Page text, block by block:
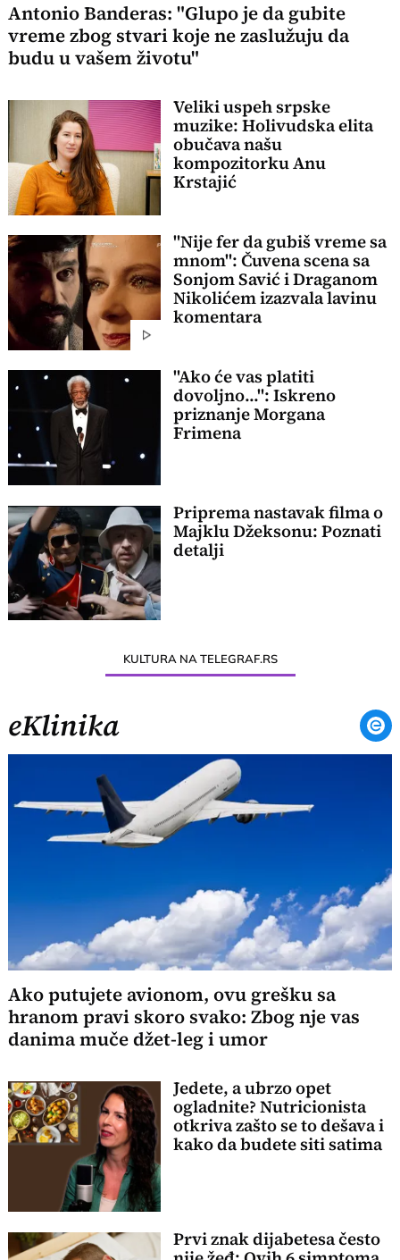
Antonio Banderas: "Glupo je da gubite
vreme zbog stvari koje ne zaslužuju da
budu u vašem životu"
Veliki uspeh srpske
muzike: Holivudska elita
obučava našu
kompozitorku Anu
Krstajić
"Nije fer da gubiš vreme sa
mnom": Čuvena scena sa
Sonjom Savić i Draganom
Nikolićem izazvala lavinu
komentara
"Ako će vas platiti
dovoljno...": Iskreno
priznanje Morgana
Frimena
Priprema nastavak filma o
Majklu Džeksonu: Poznati
detalji
KULTURA NA TELEGRAF.RS
eKlinika
Ako putujete avionom, ovu grešku sa
hranom pravi skoro svako: Zbog nje vas
danima muče džet-leg i umor
Jedete, a ubrzo opet
ogladnite? Nutricionista
otkriva zašto se to dešava i
kako da budete siti satima
Prvi znak dijabetesa često